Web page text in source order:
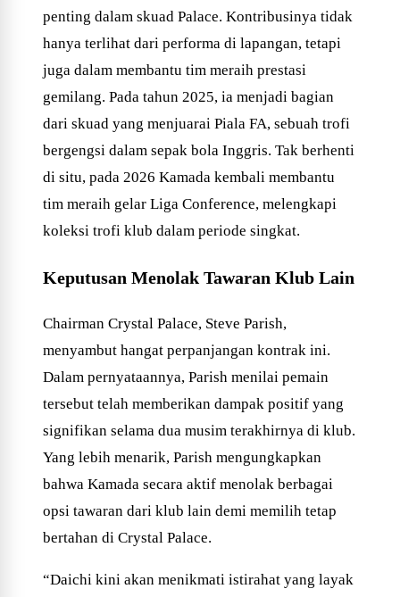
penting dalam skuad Palace. Kontribusinya tidak
hanya terlihat dari performa di lapangan, tetapi
juga dalam membantu tim meraih prestasi
gemilang. Pada tahun 2025, ia menjadi bagian
dari skuad yang menjuarai Piala FA, sebuah trofi
bergengsi dalam sepak bola Inggris. Tak berhenti
di situ, pada 2026 Kamada kembali membantu
tim meraih gelar Liga Conference, melengkapi
koleksi trofi klub dalam periode singkat.
Keputusan Menolak Tawaran Klub Lain
Chairman Crystal Palace, Steve Parish,
menyambut hangat perpanjangan kontrak ini.
Dalam pernyataannya, Parish menilai pemain
tersebut telah memberikan dampak positif yang
signifikan selama dua musim terakhirnya di klub.
Yang lebih menarik, Parish mengungkapkan
bahwa Kamada secara aktif menolak berbagai
opsi tawaran dari klub lain demi memilih tetap
bertahan di Crystal Palace.
“Daichi kini akan menikmati istirahat yang layak